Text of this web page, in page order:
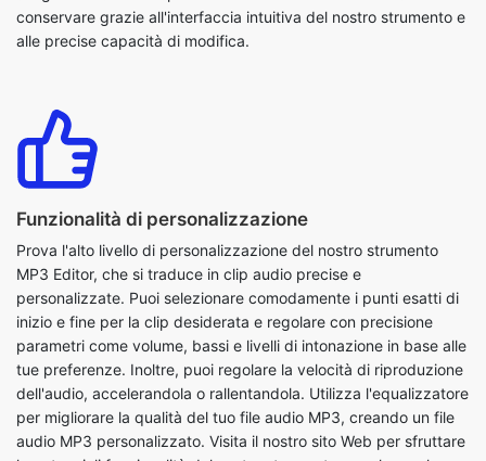
Funzionalità di personalizzazione
Prova l'alto livello di personalizzazione del nostro strumento
MP3 Editor, che si traduce in clip audio precise e
inizio e fine per la clip desiderata e regolare con precisione
parametri come volume, bassi e livelli di intonazione in base alle
tue preferenze. Inoltre, puoi regolare la velocità di riproduzione
dell'audio, accelerandola o rallentandola. Utilizza l'equalizzatore
per migliorare la qualità del tuo file audio MP3, creando un file
audio MP3 personalizzato. Visita il nostro sito Web per sfruttare
le potenziali funzionalità del nostro strumento per elevare la
qualità del tuo file.